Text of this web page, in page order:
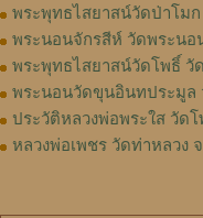
พระพุทธไสยาสน์วัดป่าโม
พระนอนจักรสีห์ วัดพระนอ
พระพุทธไสยาสน์วัดโพธิ์ วั
พระนอนวัดขุนอินทประมูล
ประวัติหลวงพ่อพระใส วัด
หลวงพ่อเพชร วัดท่าหลวง